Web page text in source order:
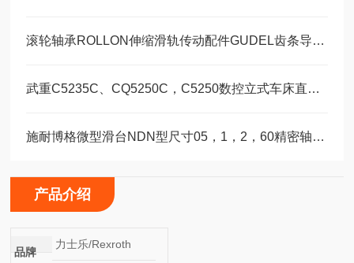
滚轮轴承ROLLON伸缩滑轨传动配件GUDEL齿条导轨福业选购
武重C5235C、CQ5250C，C5250数控立式车床直线运动滑块WEH35CA/WEW35CC
施耐博格微型滑台NDN型尺寸05，1，2，60精密轴承选型
产品介绍
品牌
力士乐/Rexroth